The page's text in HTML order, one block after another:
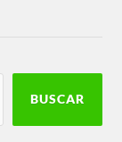
BUSCAR